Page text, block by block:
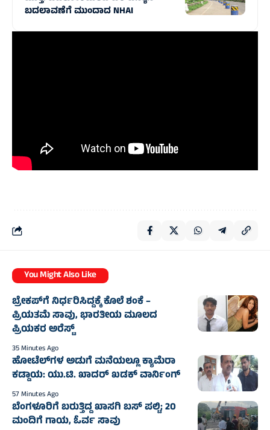
ಬದಲಾವಣೆಗೆ ಮುಂದಾದ NHAI
You Might Also Like
ಬ್ರೇಕಪ್‌ಗೆ ನಿರ್ಧರಿಸಿದ್ದಕ್ಕೆ ಕೊಲೆ ಶಂಕೆ –
ಪ್ರಿಯತಮೆ ಸಾವು, ಭಾರತೀಯ ಮೂಲದ
ಪ್ರಿಯಕರ ಅರೆಸ್ಟ್
35 Minutes Ago
ಹೋಟೆಲ್‌ಗಳ ಅಡುಗೆ ಮನೆಯಲ್ಲೂ ಕ್ಯಾಮೆರಾ
ಕಡ್ಡಾಯ: ಯು.ಟಿ. ಖಾದರ್ ಖಡಕ್ ವಾರ್ನಿಂಗ್
57 Minutes Ago
ಬೆಂಗಳೂರಿಗೆ ಬರುತ್ತಿದ್ದ ಖಾಸಗಿ ಬಸ್ ಪಲ್ಟಿ; 20
ಮಂದಿಗೆ ಗಾಯ, ಓರ್ವ ಸಾವು